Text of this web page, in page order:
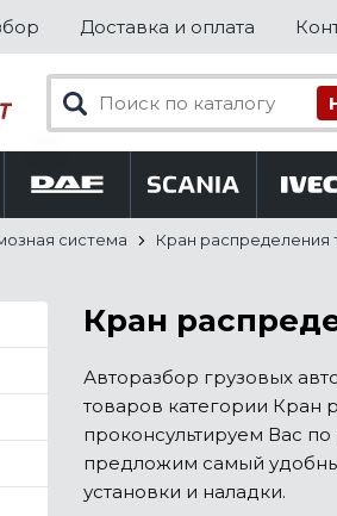
Доставка и оплата
система Кран распределения
Кран
Авторазбор грузовых
товаров категории Кран
проконсультируем Вас
предложим самый
установки и наладки.